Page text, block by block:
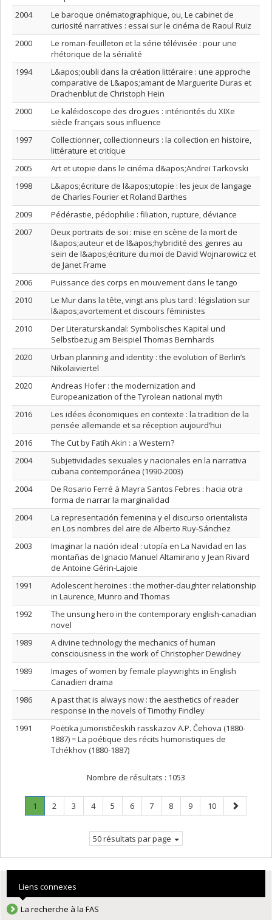
2004
Le baroque cinématographique, ou, Le cabinet de
curiosité narratives : essai sur le cinéma de Raoul Ruiz
2000
Le roman-feuilleton et la série télévisée : pour une
rhétorique de la sérialité
1994
L&apos;oubli dans la création littéraire : une approche
comparative de L&apos;amant de Marguerite Duras et
Drachenblut de Christoph Hein
2000
Le kaléidoscope des drogues : intériorités du XIXe
siècle français sous influence
1997
Collectionner, collectionneurs : la collection en histoire,
littérature et critique
2005
Art et utopie dans le cinéma d&apos;Andreï Tarkovski
1998
L&apos;écriture de l&apos;utopie : les jeux de langage
de Charles Fourier et Roland Barthes
2009
Pédérastie, pédophilie : filiation, rupture, déviance
2007
Deux portraits de soi : mise en scène de la mort de
l&apos;auteur et de l&apos;hybridité des genres au
sein de l&apos;écriture du moi de David Wojnarowicz et
de Janet Frame
2006
Puissance des corps en mouvement dans le tango
2010
Le Mur dans la tête, vingt ans plus tard : législation sur
l&apos;avortement et discours féministes
2010
Der Literaturskandal: Symbolisches Kapital und
Selbstbezug am Beispiel Thomas Bernhards
2020
Urban planning and identity : the evolution of Berlin’s
Nikolaiviertel
2020
Andreas Hofer : the modernization and
Europeanization of the Tyrolean national myth
2016
Les idées économiques en contexte : la tradition de la
pensée allemande et sa réception aujourd’hui
2016
The Cut by Fatih Akin : a Western?
2004
Subjetividades sexuales y nacionales en la narrativa
cubana contemporánea (1990-2003)
2004
De Rosario Ferré à Mayra Santos Febres : hacia otra
forma de narrar la marginalidad
2004
La representación femenina y el discurso orientalista
en Los nombres del aire de Alberto Ruy-Sánchez
2003
Imaginar la nación ideal : utopía en La Navidad en las
montañas de Ignacio Manuel Altamirano y Jean Rivard
de Antoine Gérin-Lajoie
1991
Adolescent heroines : the mother-daughter relationship
in Laurence, Munro and Thomas
1992
The unsung hero in the contemporary english-canadian
novel
1989
A divine technology the mechanics of human
consciousness in the work of Christopher Dewdney
1989
Images of women by female playwrights in English
Canadien drama
1986
A past that is always now : the aesthetics of reader
response in the novels of Timothy Findley
1991
Poėtika jumorističeskih rasskazov A.P. Čehova (1880-
1887) = La poétique des récits humoristiques de
Tchékhov (1880-1887)
Nombre de résultats : 1053
Page
1
Page
Page
2 Page
3 Page
4 Page
5 Page
6 Page
7 Page
8 Page
9 Page
10
Page
suivante
50 résultats par page
Liens connexes
La recherche à la FAS